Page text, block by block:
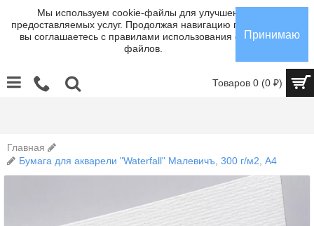
Мы используем cookie-файлы для улучшения
предоставляемых услуг. Продолжая навигацию по сайту,
вы соглашаетесь с правилами использования cookie-
файлов.
Принимаю
Товаров 0 (0 ₽)
Главная
Бумага для акварели "Waterfall" Малевичъ, 300 г/м2, А4